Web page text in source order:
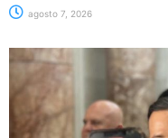
agosto 7, 2026